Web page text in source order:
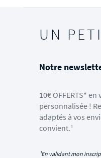
UN
Notre
10€ OFFERTS*
personnalisée !
adaptés à vos
convient.¹
¹En validant mon